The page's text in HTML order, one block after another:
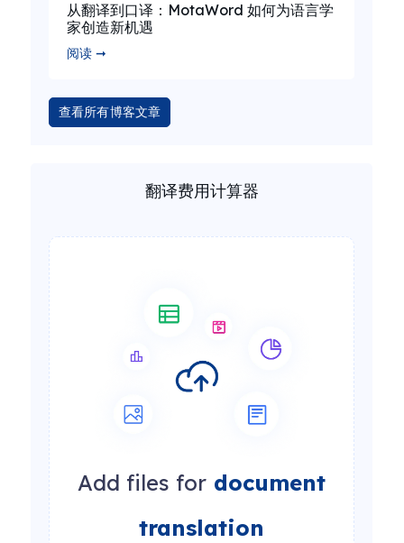
从翻译到口译：MotaWord 如何为语言学
家创造新机遇
阅读 ➞
查看所有博客文章
翻译费用计算器
Add files for document
translation